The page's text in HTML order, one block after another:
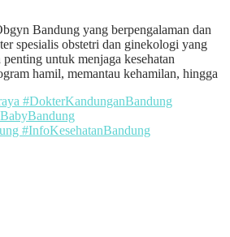
Bandung yang berpengalaman dan
spesialis obstetri dan ginekologi yang
untuk menjaga kesehatan
hamil, memantau kehamilan, hingga
#DokterKandunganBandung
#InfoKesehatanBandung